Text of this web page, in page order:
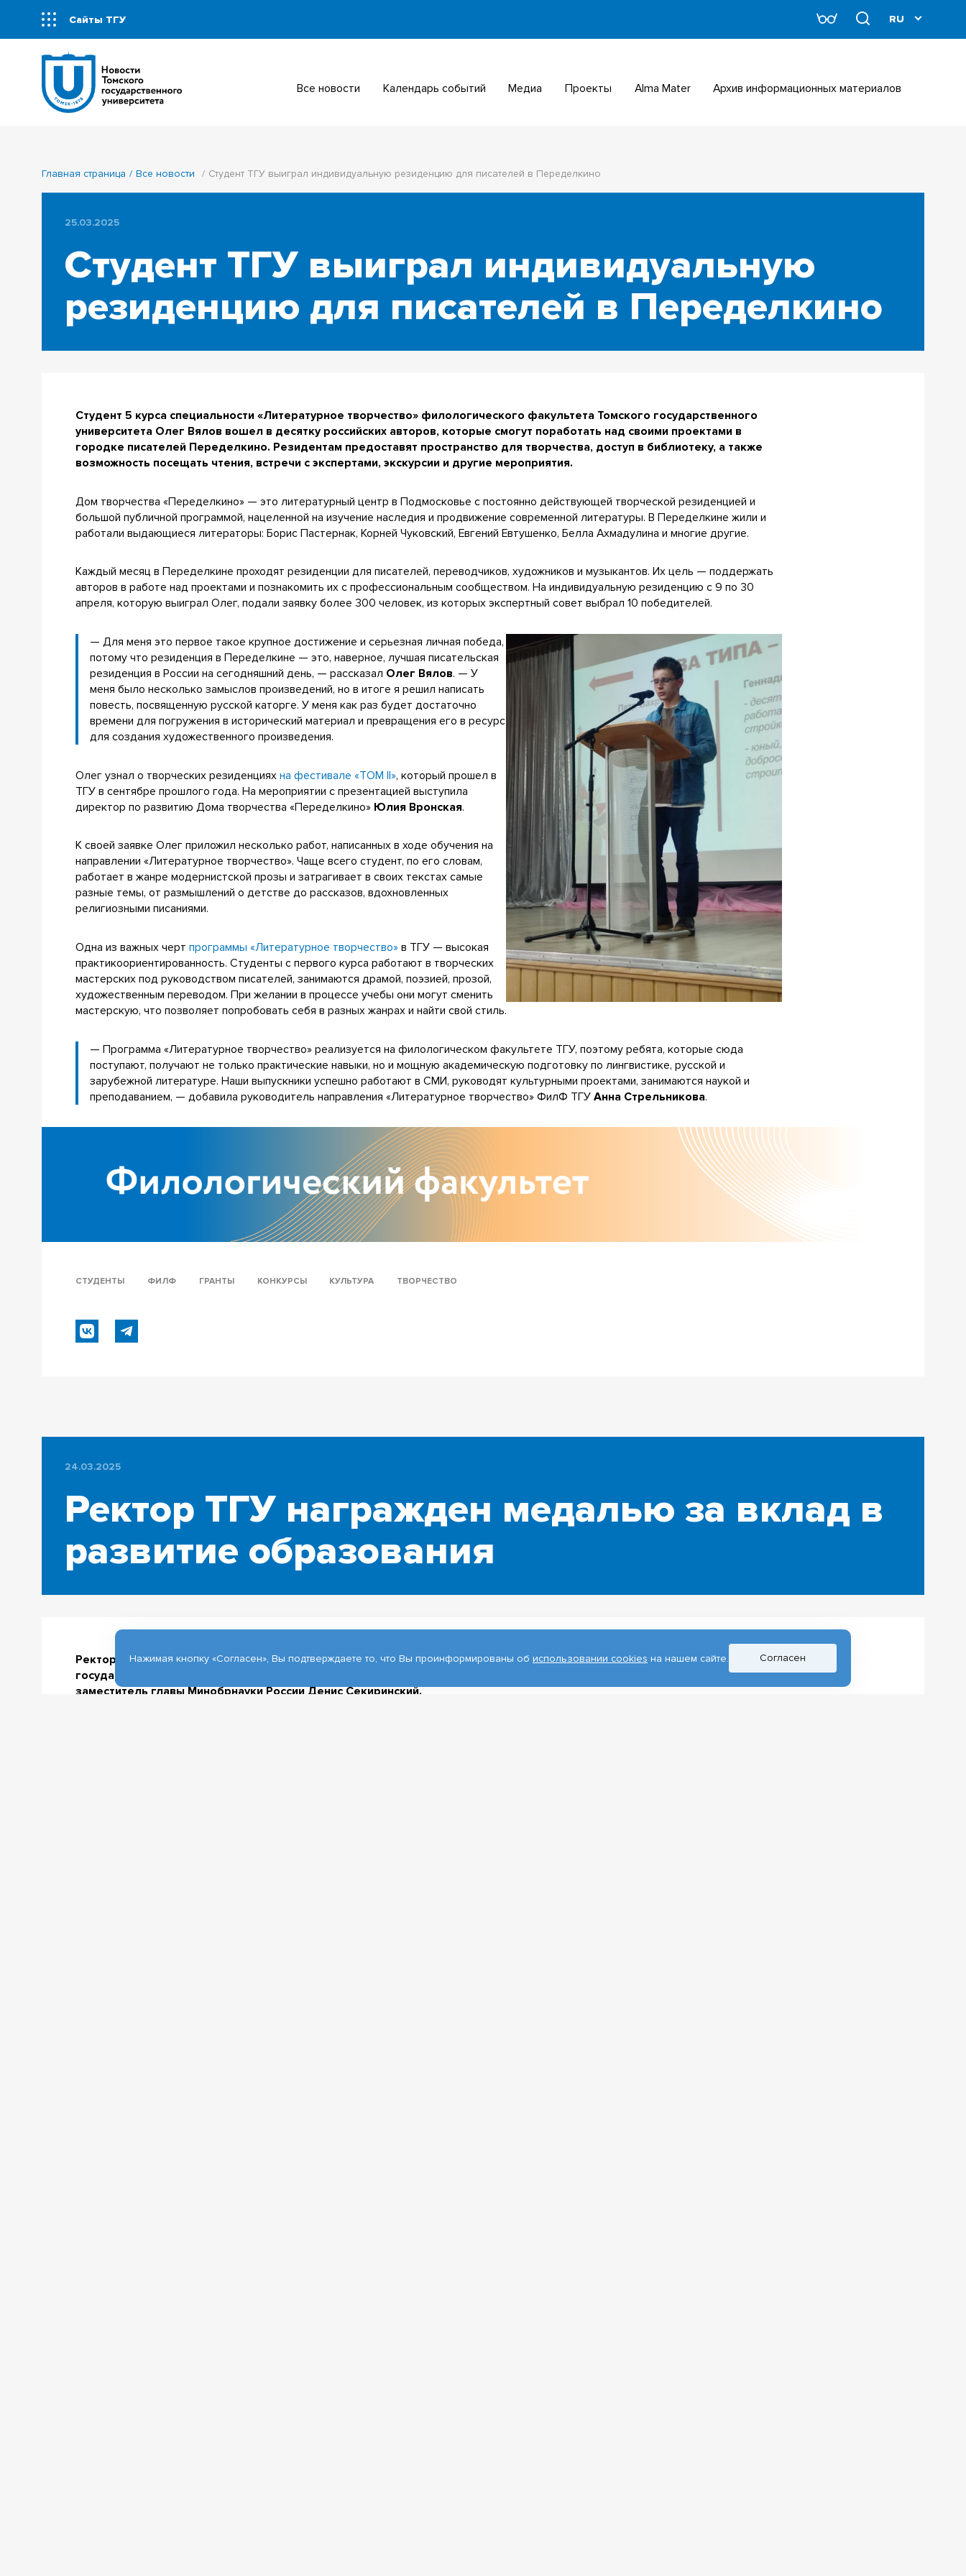
Сайты ТГУ
Все новости Календарь событий Медиа Проекты Alma Mater Архив информационных материалов
Главная страница Все новости Студент ТГУ выиграл индивидуальную резиденцию для писателей в Переделкино
25.03.2025
Студент ТГУ выиграл индивидуальную
резиденцию для писателей в Переделкино
Студент 5 курса специальности «Литературное творчество» филологического факультета Томского государственного
университета Олег Вялов вошел в десятку российских авторов, которые смогут поработать над своими проектами в
городке писателей Переделкино. Резидентам предоставят пространство для творчества, доступ в библиотеку, а также
возможность посещать чтения, встречи с экспертами, экскурсии и другие мероприятия.
Дом творчества «Переделкино» — это литературный центр в Подмосковье с постоянно действующей творческой резиденцией и
большой публичной программой, нацеленной на изучение наследия и продвижение современной литературы. В Переделкине жили и
работали выдающиеся литераторы: Борис Пастернак, Корней Чуковский, Евгений Евтушенко, Белла Ахмадулина и многие другие.
Каждый месяц в Переделкине проходят резиденции для писателей, переводчиков, художников и музыкантов. Их цель — поддержать
авторов в работе над проектами и познакомить их с профессиональным сообществом. На индивидуальную резиденцию с 9 по 30
апреля, которую выиграл Олег, подали заявку более 300 человек, из которых экспертный совет выбрал 10 победителей.
— Для меня это первое такое крупное достижение и серьезная личная победа,
потому что резиденция в Переделкине — это, наверное, лучшая писательская
резиденция в России на сегодняшний день, — рассказал Олег Вялов. — У
меня было несколько замыслов произведений, но в итоге я решил написать
повесть, посвященную русской каторге. У меня как раз будет достаточно
времени для погружения в исторический материал и превращения его в ресурс
для создания художественного произведения.
Олег узнал о творческих резиденцияхна фестивале «ТОМ II», который прошел в
ТГУ в сентябре прошлого года. На мероприятии с презентацией выступила
директор по развитию Дома творчества «Переделкино» Юлия Вронская.
К своей заявке Олег приложил несколько работ, написанных в ходе обучения на
направлении «Литературное творчество». Чаще всего студент, по его словам,
работает в жанре модернистской прозы и затрагивает в своих текстах самые
разные темы, от размышлений о детстве до рассказов, вдохновленных
религиозными писаниями.
Одна из важных чертпрограммы «Литературное творчество» в ТГУ — высокая
практикоориентированность. Студенты с первого курса работают в творческих
мастерских под руководством писателей, занимаются драмой, поэзией, прозой,
художественным переводом. При желании в процессе учебы они могут сменить
мастерскую, что позволяет попробовать себя в разных жанрах и найти свой стиль.
— Программа «Литературное творчество» реализуется на филологическом факультете ТГУ, поэтому ребята, которые сюда
поступают, получают не только практические навыки, но и мощную академическую подготовку по лингвистике, русской и
зарубежной литературе. Наши выпускники успешно работают в СМИ, руководят культурными проектами, занимаются наукой и
преподаванием, — добавила руководитель направления «Литературное творчество» ФилФ ТГУАнна Стрельникова.
СТУДЕНТЫ ФИЛФ ГРАНТЫ КОНКУРСЫ КУЛЬТУРА ТВОРЧЕСТВО
24.03.2025
Ректор ТГУ награжден медалью за вклад в
развитие образования
Ректор Томского государственного университета Эдуард Галажинский награжден медалью «За вклад в реализацию
государственной политики в области образования и научно-технологического развития». Награду ректору ТГУ вручил
заместитель главы Минобрнауки России Денис Секиринский.
Нажимая кнопку «Согласен», Вы подтверждаете то, что Вы проинформированы об использовании cookies на нашем сайте. Согласен